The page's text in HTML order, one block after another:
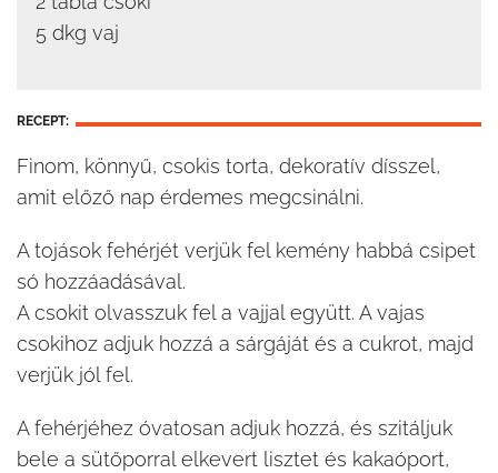
5 dkg vaj
RECEPT:
Finom, könnyű, csokis torta, dekoratív dísszel,
amit előző nap érdemes megcsinálni.
A tojások fehérjét verjük fel kemény habbá csipet
só hozzáadásával.
A csokit olvasszuk fel a vajjal együtt. A vajas
csokihoz adjuk hozzá a sárgáját és a cukrot, majd
verjük jól fel.
A fehérjéhez óvatosan adjuk hozzá, és szitáljuk
bele a sütőporral elkevert lisztet és kakaóport,